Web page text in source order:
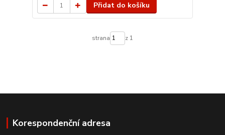
Přidat do košíku
strana z 1
Korespondenční adresa